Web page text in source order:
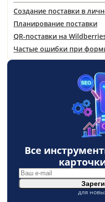
Создание поставки в
Планирование поставки
QR-поставки на
Частые ошибки при
Все
для